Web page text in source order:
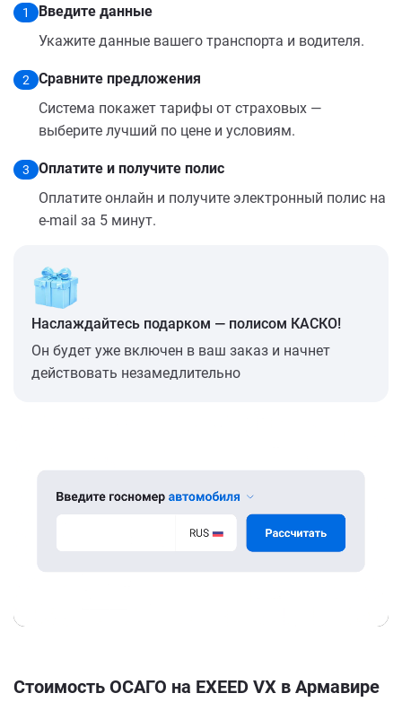
1
Введите данные
Укажите данные вашего транспорта и водителя.
2
Сравните предложения
Система покажет тарифы от страховых —
выберите лучший по цене и условиям.
3
Оплатите и получите полис
Оплатите онлайн и получите электронный полис на
e-mail за 5 минут.
Наслаждайтесь подарком — полисом КАСКО!
Он будет уже включен в ваш заказ и начнет
действовать незамедлительно
Стоимость ОСАГО на EXEED VX в Армавире